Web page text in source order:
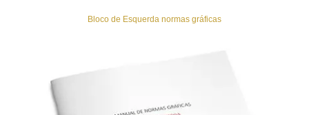
Bloco de Esquerda normas gráficas